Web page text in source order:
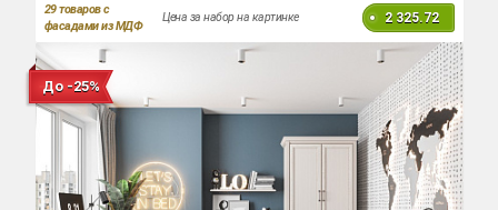
29товаров с
фасадами из МДФ
Цена за набор на картинке 2 325.72
До -25%